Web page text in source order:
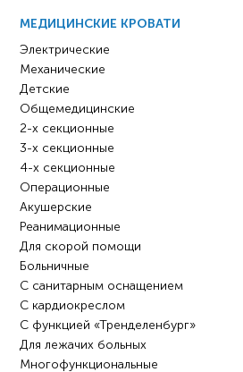
МЕДИЦИНСКИЕ КРОВАТИ
Электрические
Механические
Детские
Общемедицинские
2-х секционные
3-х секционные
4-х секционные
Операционные
Акушерские
Реанимационные
Для скорой помощи
Больничные
С санитарным оснащением
С кардиокреслом
С функцией «Тренделенбург»
Для лежачих больных
Многофункциональные